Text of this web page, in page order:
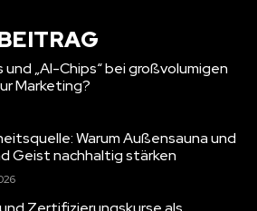
„AI-Chips“ bei großvolumigen
Marketing?
Warum Außensauna und
Geist nachhaltig stärken